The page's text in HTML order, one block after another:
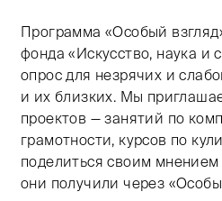
Программа «Особый
фонда «Искусство, наука и
опрос для незрячих и
и их близких. Мы
проектов — занятий по
грамотности, курсов по
поделиться своим
они получили через